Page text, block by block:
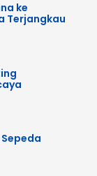
ke
Terjangkau